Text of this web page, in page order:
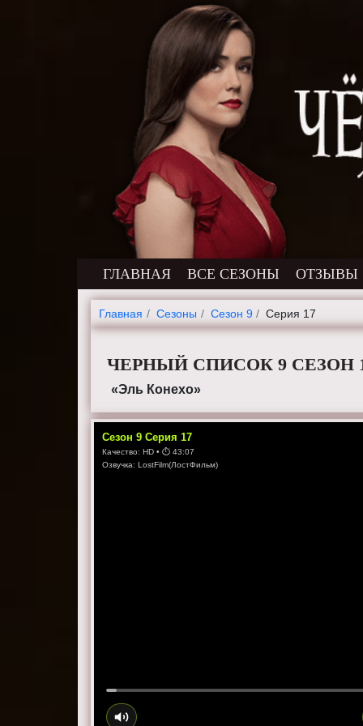
ГЛАВНАЯ ВСЕ СЕЗОНЫ ОТЗЫВЫ
Главная Cезоны Сезон 9 Серия 17
ЧЕРНЫЙ СПИСОК 9 СЕЗОН
«Эль Конехо»
Сезон9 Серия17
Качество:HD • ⏱43:07
Озвучка:LostFilm(ЛостФильм)